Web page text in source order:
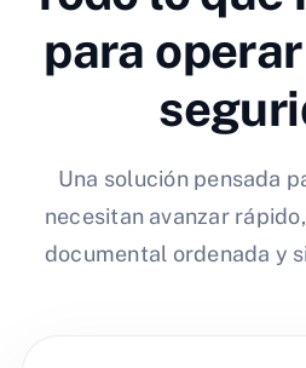
para
Una solución pensada
necesitan avanzar
documental ordenada y